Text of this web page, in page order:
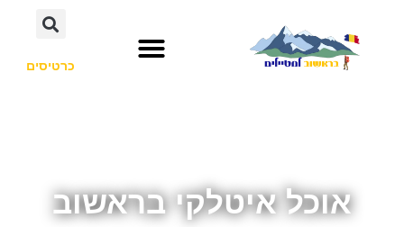
כרטיסים
אוכל איטלקי בראשוב